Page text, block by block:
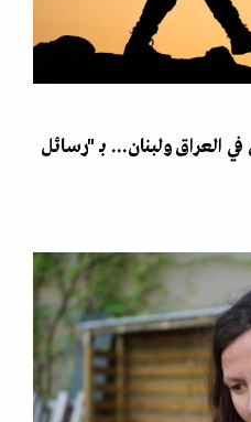
العراق ولبنان... بـ "رسائل